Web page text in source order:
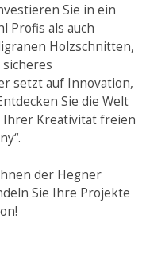
Sie in ein
Profis als auch
Holzschnitten,
setzt auf Innovation,
Sie die Welt
Ihrer Kreativität freien
der Hegner
Sie Ihre Projekte